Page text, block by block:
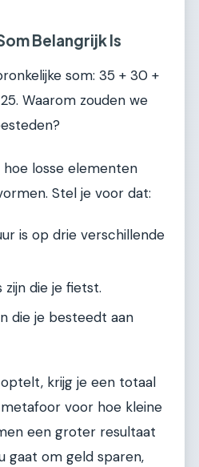
Belangrijk Is
som: 35 + 30 +
Waarom zouden we
losse elementen
Stel je voor dat:
is op drie verschillende
die je fietst.
die je besteedt aan
krijg je een totaal
voor hoe kleine
een groter resultaat
gaat om geld sparen,